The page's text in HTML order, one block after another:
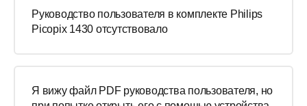
Руководство пользователя в комплекте Philips
Picopix 1430 отсутствовало
Я вижу файл PDF руководства пользователя, но